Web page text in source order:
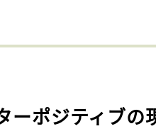
ーポジティブの